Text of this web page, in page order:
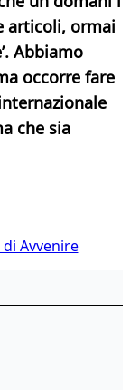
articoli, ormai
Abbiamo
occorre fare
che sia
Avvenire